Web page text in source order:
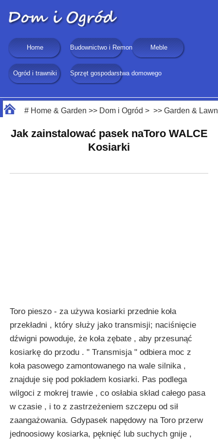
Home Budownictwo i Remonty Meble
Ogród i trawniki Sprzęt gospodarstwa domowego
# Home & Garden >> Dom i Ogród > >> Garden & Lawn
Jak zainstalować pasek naToro WALCE
Kosiarki
Toro pieszo - za używa kosiarki przednie koła
przekładni , który służy jako transmisji; naciśnięcie
dźwigni powoduje, że koła zębate , aby przesunąć
kosiarkę do przodu . " Transmisja " odbiera moc z
koła pasowego zamontowanego na wale silnika ,
znajduje się pod pokładem kosiarki. Pas podlega
wilgoci z mokrej trawie , co osłabia skład całego pasa
w czasie , i to z zastrzeżeniem szczepu od sił
zaangażowania. Gdypasek napędowy na Toro przerw
jednoosiowy kosiarka, pęknięć lub suchych gnije ,